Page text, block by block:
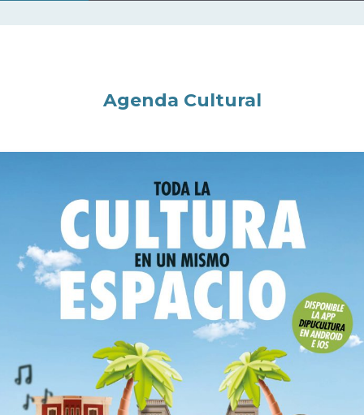
Agenda Cultural